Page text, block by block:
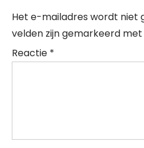
Het e-mailadres wordt niet
velden zijn gemarkeerd met
Reactie *